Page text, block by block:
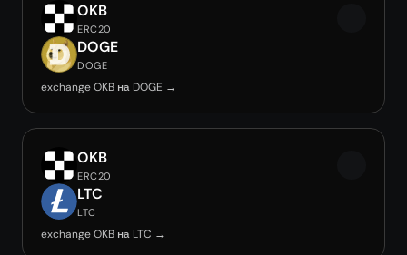
OKB
ERC20
DOGE
DOGE
exchange OKB на DOGE →
OKB
ERC20
LTC
LTC
exchange OKB на LTC →